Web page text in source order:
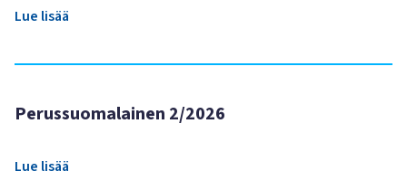
Lue lisää
Perussuomalainen 2/2026
Lue lisää